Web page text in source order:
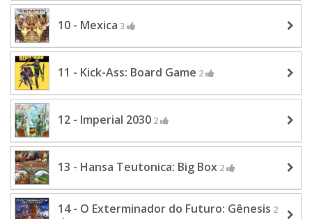
10 - Mexica 3
11 - Kick-Ass: Board Game 2
12 - Imperial 2030 2
13 - Hansa Teutonica: Big Box 2
14 - O Exterminador do Futuro: Gênesis 2